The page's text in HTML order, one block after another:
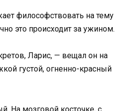
философствовать на тему
это происходит за ужином.
Ларис, — вещал он на
густой, огненно-красный
На мозговой косточке, с